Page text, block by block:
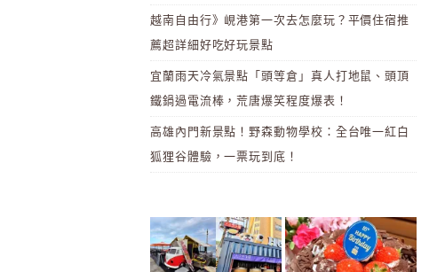
越南自由行》峴港第一次去怎麼玩？平價住宿推
薦超詳細好吃好玩景點
宜蘭雨天冷氣景點「頭等倉」真人打地鼠、頭頂
鐵鍋過電流棒，荒唐爆笑程度爆表！
高雄內門新景點！野森動物學校：全台唯一紅白
狐狸谷體驗，一票玩到底！